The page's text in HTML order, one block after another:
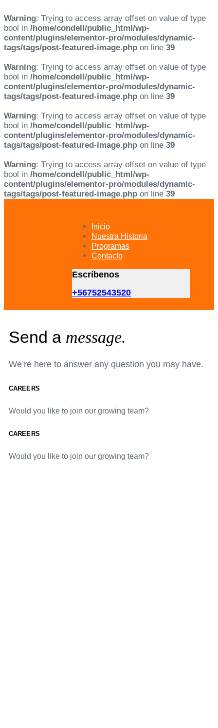
Warning: Trying to access array offset on value of type
bool in /home/condell/public_html/wp-
content/plugins/elementor-pro/modules/dynamic-
tags/tags/post-featured-image.php on line 39
Warning: Trying to access array offset on value of type
bool in /home/condell/public_html/wp-
content/plugins/elementor-pro/modules/dynamic-
tags/tags/post-featured-image.php on line 39
Warning: Trying to access array offset on value of type
bool in /home/condell/public_html/wp-
content/plugins/elementor-pro/modules/dynamic-
tags/tags/post-featured-image.php on line 39
Warning: Trying to access array offset on value of type
bool in /home/condell/public_html/wp-
content/plugins/elementor-pro/modules/dynamic-
tags/tags/post-featured-image.php on line 39
Inicio
Nuestra Historia
Programas
Contacto
Escríbenos
+56752543520
Send a message.
We’re here to answer any question you may have.
CAREERS
Would you like to join our growing team?
CAREERS
Would you like to join our growing team?